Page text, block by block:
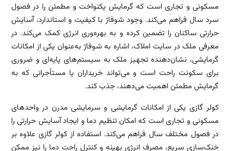
مسکونی و تجاری است که گرمایش یکنواخت و مطمئن را در فصول
سرد سال فراهم می‌کند. وجود شوفاژ با کیفیت و استاندارد، آسایش
حرارتی ساکنان را تضمین کرده و به بهره‌وری انرژی کمک می‌کند. در
معرفی ملک در سایت املاک، اشاره به شوفاژ به‌عنوان یکی از امکانات
گرمایشی، نشان‌دهنده تجهیز ملک به سیستم‌های پایه‌ای و ضروری
برای سکونت راحت است و می‌تواند خریداران یا مستأجرانی که به
گرمایش مطمئن اهمیت می‌دهند، جذب کند.
کولر گازی یکی از امکانات گرمایشی و سرمایشی مدرن در واحدهای
مسکونی و تجاری است که امکان تنظیم دما و ایجاد آسایش حرارتی را
در فصول مختلف سال فراهم می‌کند. استفاده از کولر گازی علاوه بر
خنک‌سازی سریع، مصرف انرژی بهینه و کنترل راحت دما را نیز ممکن